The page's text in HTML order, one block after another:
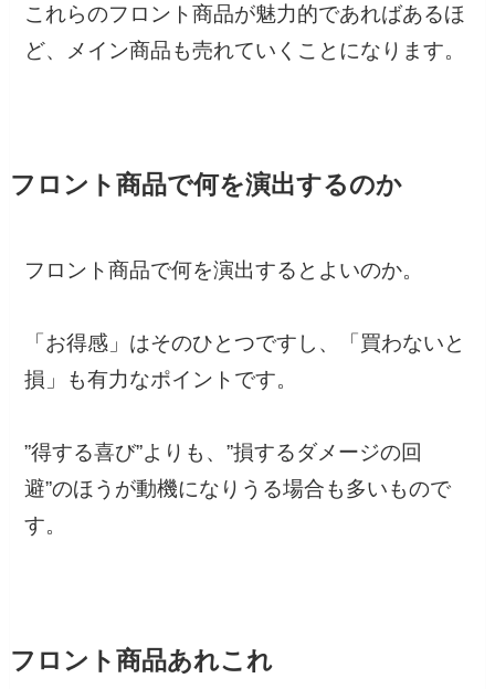
これらのフロント商品が魅力的であればあるほ
ど、メイン商品も売れていくことになります。
フロント商品で何を演出するのか
フロント商品で何を演出するとよいのか。
「お得感」はそのひとつですし、「買わないと
損」も有力なポイントです。
”得する喜び”よりも、”損するダメージの回
避”のほうが動機になりうる場合も多いもので
す。
フロント商品あれこれ